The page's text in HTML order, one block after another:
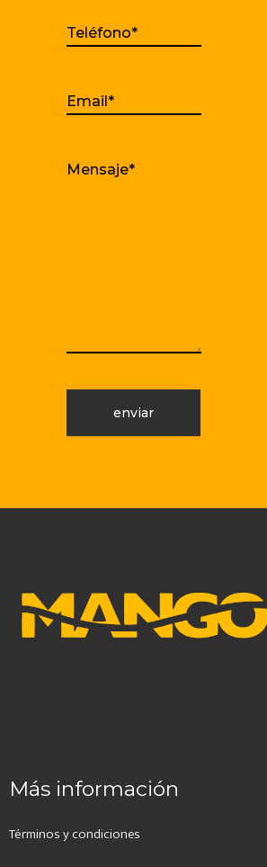
Más información
Términos y condiciones